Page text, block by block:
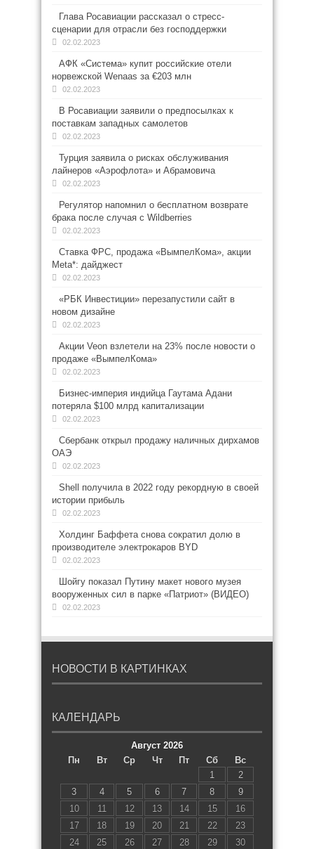
Глава Росавиации рассказал о стресс-
сценарии для отрасли без господдержки
02.02.2023
АФК «Система» купит российские отели
норвежской Wenaas за €203 млн
02.02.2023
В Росавиации заявили о предпосылках к
поставкам западных самолетов
02.02.2023
Турция заявила о рисках обслуживания
лайнеров «Аэрофлота» и Абрамовича
02.02.2023
Регулятор напомнил о бесплатном возврате
брака после случая с Wildberries
02.02.2023
Ставка ФРС, продажа «ВымпелКома», акции
Meta*: дайджест
02.02.2023
«РБК Инвестиции» перезапустили сайт в
новом дизайне
02.02.2023
Акции Veon взлетели на 23% после новости о
продаже «ВымпелКома»
02.02.2023
Бизнес-империя индийца Гаутама Адани
потеряла $100 млрд капитализации
02.02.2023
Сбербанк открыл продажу наличных дирхамов
ОАЭ
02.02.2023
Shell получила в 2022 году рекордную в своей
истории прибыль
02.02.2023
Холдинг Баффета снова сократил долю в
производителе электрокаров BYD
02.02.2023
Шойгу показал Путину макет нового музея
вооруженных сил в парке «Патриот» (ВИДЕО)
02.02.2023
НОВОСТИ В КАРТИНКАХ
КАЛЕНДАРЬ
Август 2026
Пн
Вт Ср Чт Пт Сб
Вс
1
2
3
4 5 6 7 8
9
10
11 12 13 14 15
16
17
18 19 20 21 22
23
24
25 26 27 28 29 30